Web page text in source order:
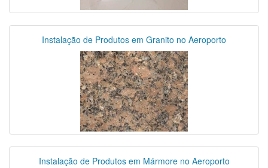
Instalação de Produtos em Granito no Aeroporto
Instalação de Produtos em Mármore no Aeroporto